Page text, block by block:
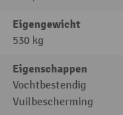
Eigengewicht
530 kg
Eigenschappen
Vochtbestendig
Vuilbescherming